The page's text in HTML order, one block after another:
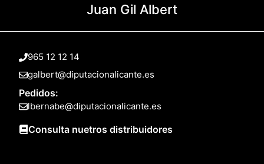
Juan Gil Albert
965 12 12 14
galbert@diputacionalicante.es
Pedidos:
lbernabe@diputacionalicante.es
Consulta nuetros distribuidores